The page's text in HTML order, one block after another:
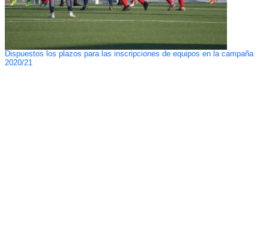
Dispuestos los plazos para las inscripciones de equipos en la campaña
2020/21